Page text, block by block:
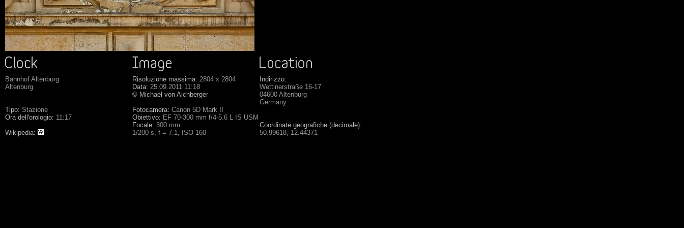
Bahnhof Altenburg
Altenburg
Tipo: Stazione
Ora dell'orologio: 11:17
Wikipedia:
Risoluzione massima: 2804 x 2804
Data: 25.09.2011 11:18
© Michael von Aichberger
Fotocamera: Canon 5D Mark II
Obiettivo: EF 70-300 mm f/4-5.6 L IS USM
Focale: 300 mm
1/200 s, f = 7.1, ISO 160
Indirizzo:
Wettinerstraße 16-17
04600 Altenburg
Germany
Coordinate geografiche (decimale):
50.99618, 12.44371